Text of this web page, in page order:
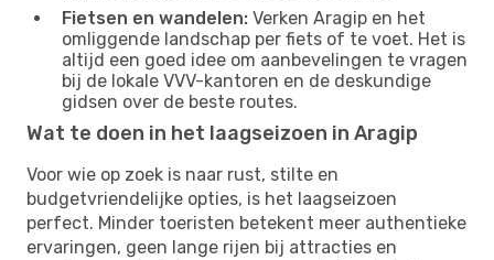
Fietsen en wandelen: Verken Aragip en het
omliggende landschap per fiets of te voet. Het is
altijd een goed idee om aanbevelingen te vragen
bij de lokale VVV-kantoren en de deskundige
gidsen over de beste routes.
Wat te doen in het laagseizoen in Aragip
Voor wie op zoek is naar rust, stilte en
budgetvriendelijke opties, is het laagseizoen
perfect. Minder toeristen betekent meer authentieke
ervaringen, geen lange rijen bij attracties en